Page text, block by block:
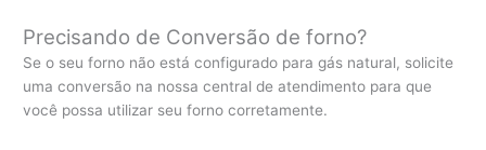
Precisando de Conversão de forno?
Se o seu forno não está configurado para gás natural, solicite
uma conversão na nossa central de atendimento para que
você possa utilizar seu forno corretamente.